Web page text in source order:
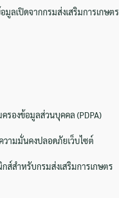
มูลเปิดจากกรมส่งเสริมการเกษตร
องข้อมูลส่วนบุคคล (PDPA)
วามมั่นคงปลอดภัยเว็บไซต์
ส์สำหรับกรมส่งเสริมการเกษตร